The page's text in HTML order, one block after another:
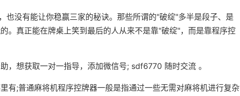
也没有能让你稳赢三家的秘诀。那些所谓的"破绽"多半是段子、是
。真正能在牌桌上笑到最后的人从来不是靠"破绽"，而是靠程序控
，想获取一对一指导，添加微信号; sdf6770 随时交流 。
有;普通麻将机程序控牌器一般是指通过一些无需对麻将机进行复杂